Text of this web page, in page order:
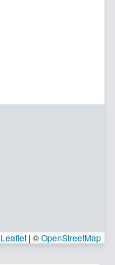
Leaflet | ©OpenStreetMap